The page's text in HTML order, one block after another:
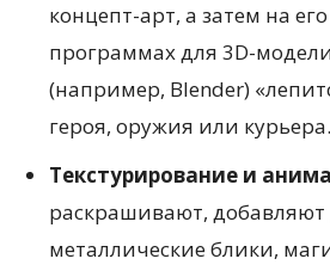
концепт-арт, а затем на
программах для 3D-
(например, Blender)
героя, оружия или курьера.
Текстурирование и
раскрашивают, добавляют
металлические блики,